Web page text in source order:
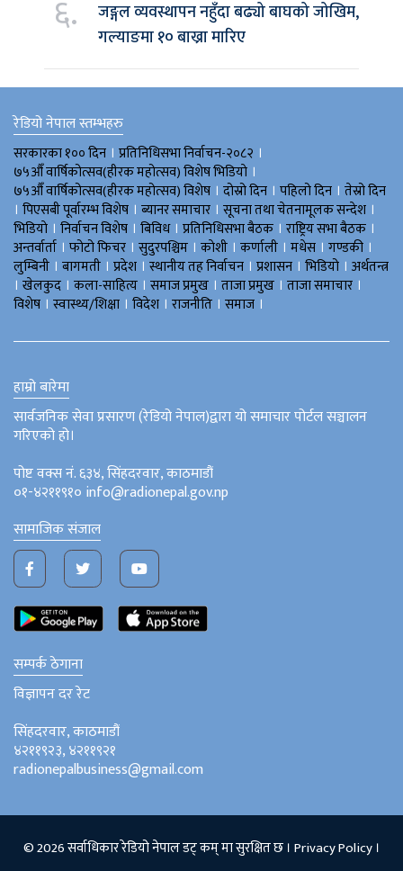
६.
जङ्गल व्यवस्थापन नहुँदा बढ्यो बाघको जोखिम,
गल्याङमा १० बाख्रा मारिए
रेडियो नेपाल स्तम्भहरु
सरकारका १०० दिन । प्रतिनिधिसभा निर्वाचन-२०८२ ।
७५औँ वार्षिकोत्सव(हीरक महोत्सव) विशेष भिडियाे ।
७५औँ वार्षिकोत्सव(हीरक महोत्सव) विशेष । दोस्रो दिन । पहिलो दिन । तेस्रो दिन
। पिएसबी पूर्वारम्भ विशेष । ब्यानर समाचार । सूचना तथा चेतनामूलक सन्देश ।
भिडियाे । निर्वाचन विशेष । बिविध। प्रतिनिधिसभा बैठक । राष्ट्रिय सभा बैठक ।
अन्तर्वार्ता । फोटो फिचर । सुदुरपश्चिम । काेशी । कर्णाली । मधेस । गण्डकी ।
लुम्बिनी । बागमती । प्रदेश । स्थानीय तह निर्वाचन । प्रशासन । भिडियो । अर्थतन्त्र
। खेलकुद । कला-साहित्य । समाज प्रमुख । ताजा प्रमुख । ताजा समाचार ।
विशेष । स्वास्थ्य/शिक्षा । विदेश । राजनीति । समाज ।
हाम्रो बारेमा
सार्वजनिक सेवा प्रसारण (रेडियो नेपाल)द्वारा यो समाचार पोर्टल सञ्चालन
गरिएको हो।
पोष्ट वक्स नं. ६३४, सिंहदरवार, काठमाडौं
०१-४२११९१० info@radionepal.gov.np
सामाजिक संजाल
सम्पर्क ठेगाना
विज्ञापन दर रेट
सिंहदरवार, काठमाडौं
४२११९२३, ४२११९२१
radionepalbusiness@gmail.com
© 2026 सर्वाधिकार रेडियो नेपाल डट् कम् मा सुरक्षित छ । Privacy Policy।